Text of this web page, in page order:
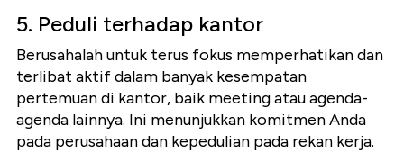
5. Peduli terhadap kantor
Berusahalah untuk terus fokus memperhatikan dan
terlibat aktif dalam banyak kesempatan
pertemuan di kantor, baik meeting atau agenda-
agenda lainnya. Ini menunjukkan komitmen Anda
pada perusahaan dan kepedulian pada rekan kerja.